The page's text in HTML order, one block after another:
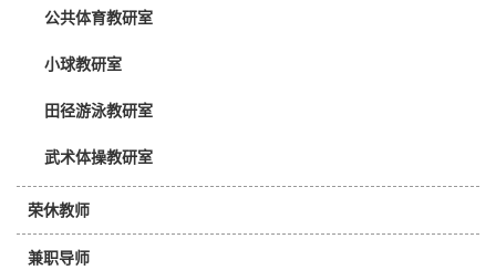
公共体育教研室
小球教研室
田径游泳教研室
武术体操教研室
荣休教师
兼职导师